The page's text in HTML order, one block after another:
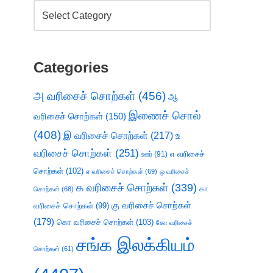
Categories
அ வரிசைச் சொற்கள் (456) ஆ
வரிசைச் சொற்கள் (150) இணைச் சொல்
(408) இ வரிசைச் சொற்கள் (217) உ
வரிசைச் சொற்கள் (251) ஊர் (91) எ வரிசைச்
சொற்கள் (102) ஏ வரிசைச் சொற்கள் (69) ஒ வரிசைச்
சொற்கள் (68) க வரிசைச் சொற்கள் (339) கா
வரிசைச் சொற்கள் (99) கு வரிசைச் சொற்கள்
(179) கொ வரிசைச் சொற்கள் (103) கோ வரிசைச்
சொற்கள் (61) சங்க இலக்கியம்